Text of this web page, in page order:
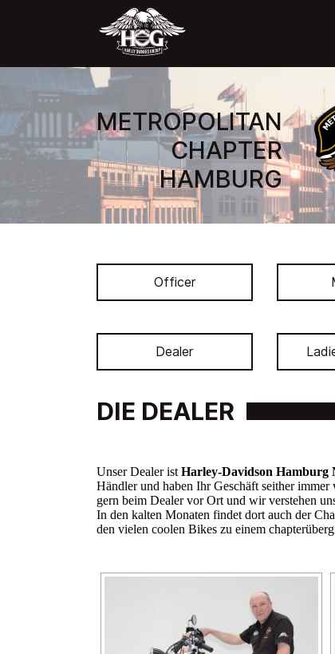
METROPOLITAN
CHAPTER
HAMBURG
Officer
Dealer
DIE DEALER
Unser Dealer ist Harley-Davidson Hamburg
Händler und haben Ihr Geschäft seither
gern beim Dealer vor Ort und wir verstehen
In den kalten Monaten findet dort auch der
den vielen coolen Bikes zu einem